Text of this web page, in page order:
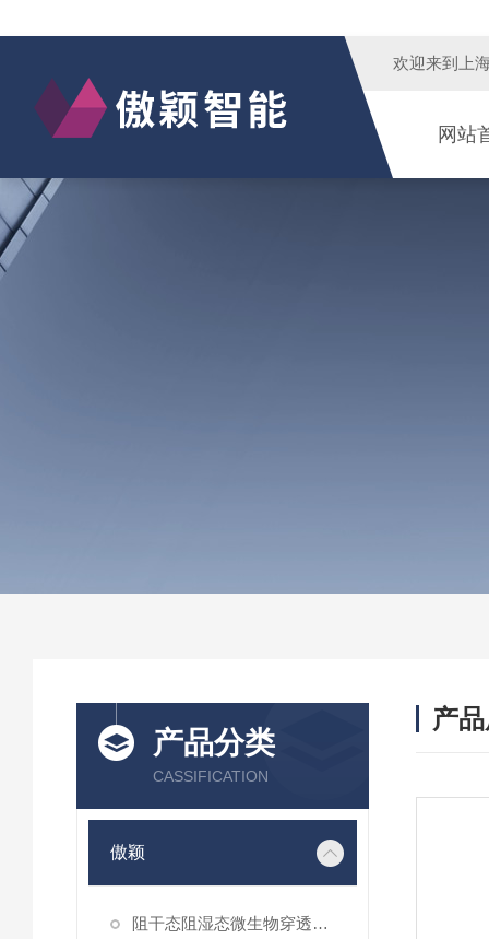
欢迎来到 上
网站
产品分类
CASSIFICATION
傲颖
阻干态阻湿态微生物穿透性能测试仪
产